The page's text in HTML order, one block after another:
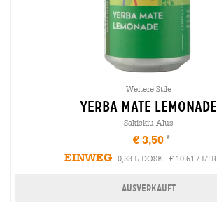
Weitere Stile
yerba mate lemonade
Sakiskiu Alus
€ 3,50
EINWEG
0,33 L DOSE - € 10,61 / LTR
Ausverkauft